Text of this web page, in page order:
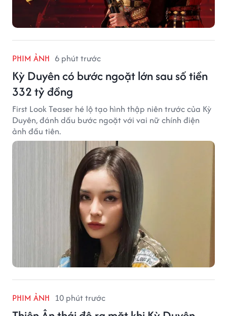
PHIM ẢNH 6 phút trước
Kỳ Duyên có bước ngoặt lớn sau số tiền
332 tỷ đồng
First Look Teaser hé lộ tạo hình thập niên trước của Kỳ
Duyên, đánh dấu bước ngoặt với vai nữ chính điện
ảnh đầu tiên.
PHIM ẢNH 10 phút trước